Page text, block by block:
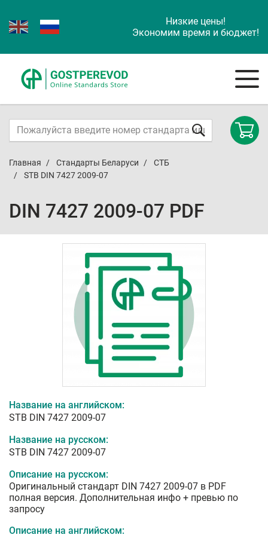
Низкие цены!
Экономим время и бюджет!
Главная Стандарты Беларуси
СТБ
STB DIN 7427 2009-07
DIN 7427 2009-07 PDF
Название на английском:
STB DIN 7427 2009-07
Название на русском:
STB DIN 7427 2009-07
Описание на русском:
Оригинальный стандарт DIN 7427 2009-07 в PDF
полная версия. Дополнительная инфо + превью по
запросу
Описание на английском: